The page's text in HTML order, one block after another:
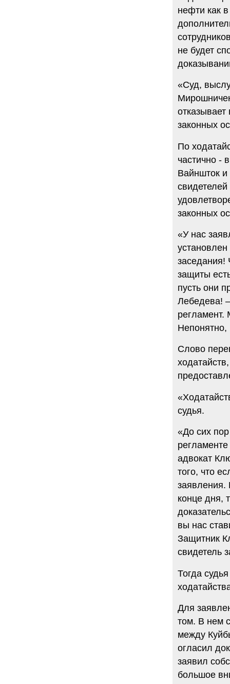
нефти как
не будет
«Суд,
отказывает
законных
По
частично -
Вайншток и
законных
«У нас
заседания!
защиты
пусть они
Лебедева!
регламент.
Непонятно,
Слово
судья.
«До сих
адвокат
того, что
заявления.
конце дня,
вы нас
Защитник
свидетель
Тогда
Для
том. В нем
между
огласил
заявил
большое